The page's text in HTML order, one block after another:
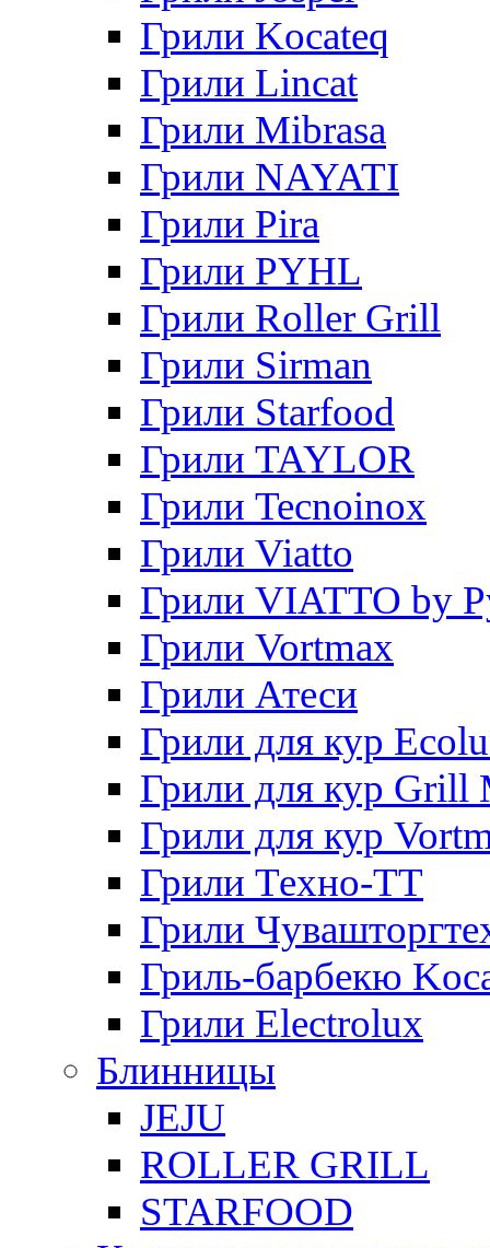
Грили Kocateq
Грили Lincat
Грили Mibrasa
Грили NAYATI
Грили Pira
Грили PYHL
Грили Roller Grill
Грили Sirman
Грили Starfood
Грили TAYLOR
Грили Tecnoinox
Грили Viatto
Грили VIATTO by
Грили Vortmax
Грили Атеси
Грили для кур
Грили для кур Grill
Грили для кур
Грили Техно-ТТ
Грили
Гриль-барбекю
Грили Electrolux
Блинницы
JEJU
ROLLER GRILL
STARFOOD